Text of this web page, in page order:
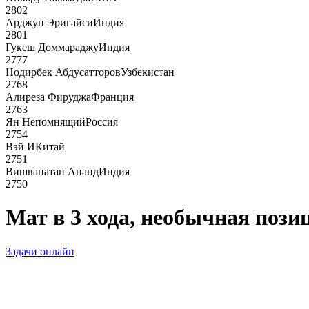
2802
Арджун ЭригайсиИндия
2801
Гукеш ДоммараджуИндия
2777
Нодирбек АбдусатторовУзбекистан
2768
Алиреза ФируджаФранция
2763
Ян НепомнящийРоссия
2754
Вэй ИКитай
2751
Вишванатан АнандИндия
2750
Мат в 3 хода, необычная
Задачи онлайн